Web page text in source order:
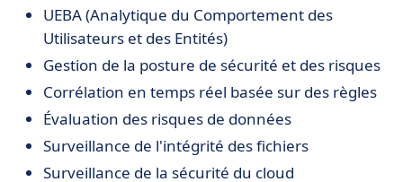
UEBA (Analytique du Comportement des
Utilisateurs et des Entités)
Gestion de la posture de sécurité et des risques
Corrélation en temps réel basée sur des règles
Évaluation des risques de données
Surveillance de l'intégrité des fichiers
Surveillance de la sécurité du cloud